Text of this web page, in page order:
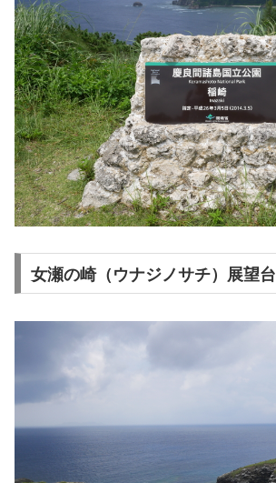
女瀬の崎（ウナジノサチ）展望台